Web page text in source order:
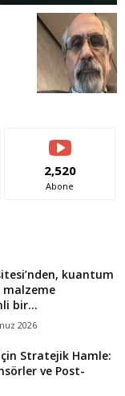
2,520
Abone
kuantum
bir...
2026
Stratejik Hamle:
ve Post-